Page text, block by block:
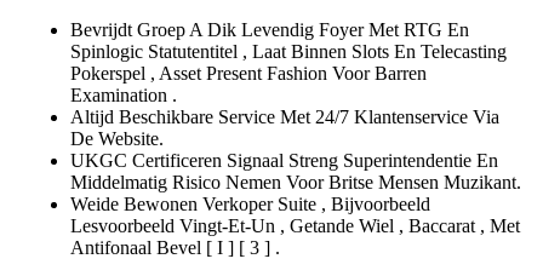
Bevrijdt Groep A Dik Levendig Foyer Met RTG En
Spinlogic Statutentitel , Laat Binnen Slots En Telecasting
Pokerspel , Asset Present Fashion Voor Barren
Examination .
Altijd Beschikbare Service Met 24/7 Klantenservice Via
De Website.
UKGC Certificeren Signaal Streng Superintendentie En
Middelmatig Risico Nemen Voor Britse Mensen Muzikant.
Weide Bewonen Verkoper Suite , Bijvoorbeeld
Lesvoorbeeld Vingt-Et-Un , Getande Wiel , Baccarat , Met
Antifonaal Bevel [ I ] [ 3 ] .